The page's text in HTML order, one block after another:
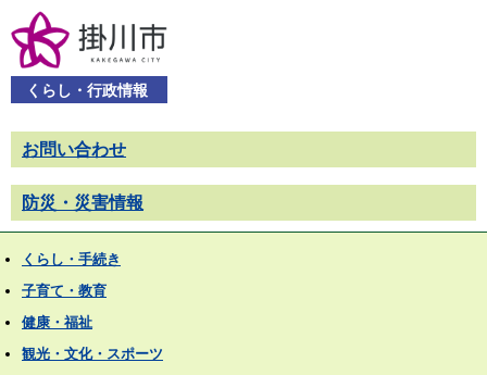
くらし・行政情報
お問い合わせ
防災・災害情報
くらし・手続き
子育て・教育
健康・福祉
観光・文化・スポーツ